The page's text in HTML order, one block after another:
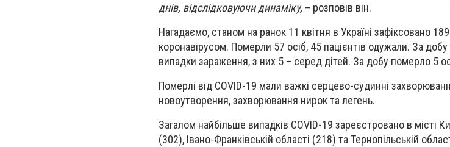
днів, відслідковуючи динаміку, – розповів він.
Нагадаємо, станом на ранок 11 квітня в Україні зафіксовано
коронавірусом. Померли 57 осіб, 45 пацієнтів одужали. За
випадки зараження, з них 5 – серед дітей. За добу померло 5
Померлі від COVID-19 мали важкі серцево-судинні
новоутворення, захворювання нирок та легень.
Загалом найбільше випадків COVID-19 зареєстровано в місті
(302), Івано-Франківській області (218) та Тернопільській